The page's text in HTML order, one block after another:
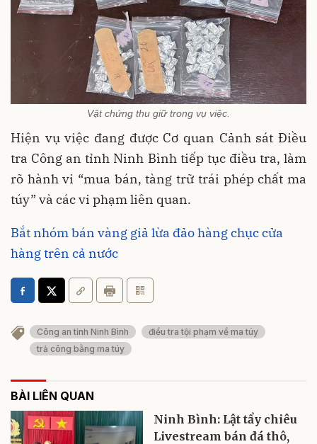
Vật chứng thu giữ trong vụ việc.
Hiện vụ việc đang được Cơ quan Cảnh sát Điều
tra Công an tỉnh Ninh Bình tiếp tục điều tra, làm
rõ hành vi “mua bán, tàng trữ trái phép chất ma
túy” và các vi phạm liên quan.
Bắt nhóm bán vàng giả lừa đảo hàng chục cửa
hàng trên cả nước
Công an tỉnh Ninh Bình
điều tra tội phạm về ma túy
trả công bằng ma túy
BÀI LIÊN QUAN
Ninh Bình: Lật tẩy chiêu
Livestream bán đá thô,